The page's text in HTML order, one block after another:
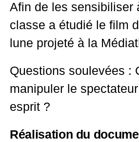
Afin de les sensibiliser
classe a étudié le film
lune projeté à la
Questions soulevées :
manipuler le
esprit ?
Réalisation du